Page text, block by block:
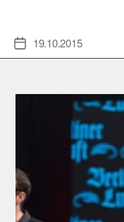
Veröffentlichungsdatum
19.10.2015